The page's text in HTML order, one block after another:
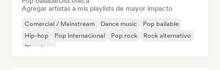
Agregar artistas a mis playlists de mayor impacto
Comercial / Mainstream Dance music
Pop bailable
Hip-hop
Pop internacional Pop rock
Rock alternativo
Discoteca